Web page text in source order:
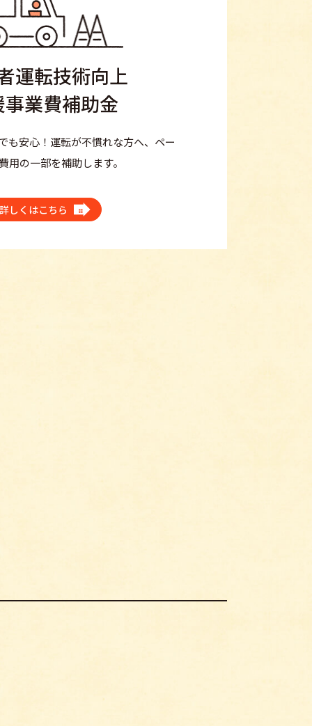
運転技術向上
業費補助金
も安心！運転が不慣れな方へ、ペー
用の一部を補助します。
詳しくはこちら